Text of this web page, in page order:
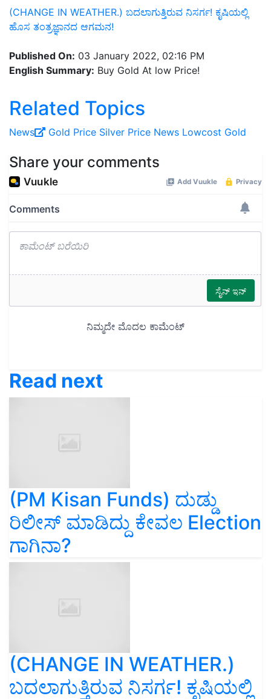
(CHANGE IN WEATHER.) ಬದಲಾಗುತ್ತಿರುವ ನಿಸರ್ಗ! ಕೃಷಿಯಲ್ಲಿ
ಹೊಸ ತಂತ್ರಜ್ಞಾನದ ಆಗಮನ!
Published On: 03 January 2022, 02:16 PM
English Summary: Buy Gold At low Price!
Related Topics
News Gold Price Silver Price News Lowcost Gold
Share your comments
Read next
(PM Kisan Funds) ದುಡ್ಡು
ರಿಲೀಸ್ ಮಾಡಿದ್ದು ಕೇವಲ Election
ಗಾಗಿನಾ?
(CHANGE IN WEATHER.)
ಬದಲಾಗುತ್ತಿರುವ ನಿಸರ್ಗ! ಕೃಷಿಯಲ್ಲಿ